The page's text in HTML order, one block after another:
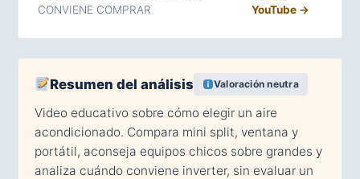
CONVIENE COMPRAR
YouTube →
Resumen del análisis Valoración neutra
Video educativo sobre cómo elegir un aire
acondicionado. Compara mini split, ventana y
portátil, aconseja equipos chicos sobre grandes y
analiza cuándo conviene inverter, sin evaluar un